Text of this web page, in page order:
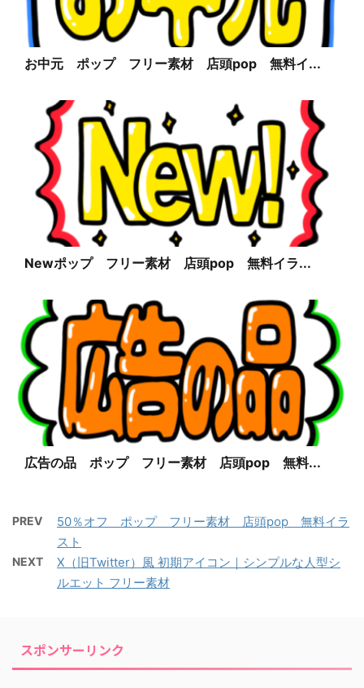
お中元 ポップ フリー素材 店頭pop 無料イ...
Newポップ フリー素材 店頭pop 無料イラ...
広告の品 ポップ フリー素材 店頭pop 無料...
PREV
50％オフ ポップ フリー素材 店頭pop 無料イラ
スト
NEXT
X（旧Twitter）風 初期アイコン｜シンプルな人型シ
ルエット フリー素材
スポンサーリンク